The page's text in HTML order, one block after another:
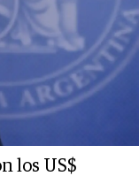
los US$